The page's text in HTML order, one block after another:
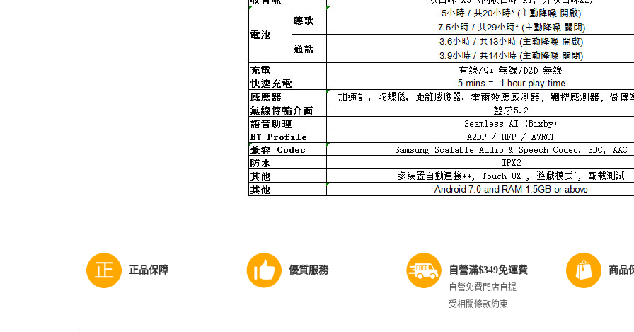
正品保障 優質服務 自營滿$349免運費
自營免費門店自提
受相關條款約束
商品